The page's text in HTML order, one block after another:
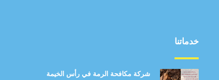
خدماتنا
شركة مكافحة الرمة في رأس الخيمة